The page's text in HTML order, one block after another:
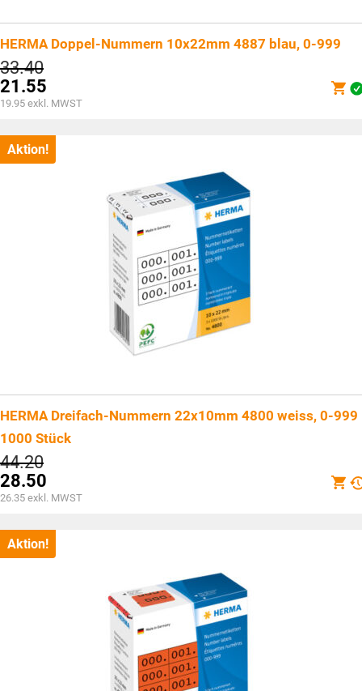
HERMA Doppel-Nummern 10x22mm 4887 blau, 0-999
33.40Ursprünglicher
Preis
war:
CHF33.40
21.55
Aktueller
ist:
CHF21.55.
19.95 exkl. MWST
Aktion!
HERMA Dreifach-Nummern 22x10mm 4800 weiss, 0-999
1000 Stück
44.20Ursprünglicher
Preis
war:
CHF44.20
28.50
Aktueller
ist:
CHF28.50.
26.35 exkl. MWST
Aktion!